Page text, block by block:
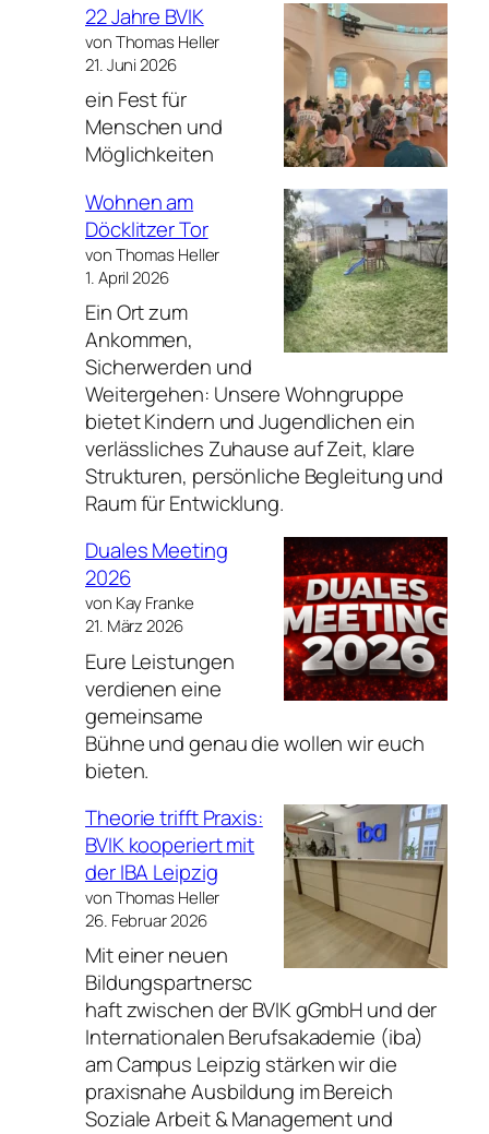
22 Jahre BVIK
von Thomas Heller
21. Juni 2026
ein Fest für
Menschen und
Möglichkeiten
Wohnen am
Döcklitzer Tor
von Thomas Heller
1. April 2026
Ein Ort zum
Ankommen,
Sicherwerden und
Weitergehen: Unsere Wohngruppe
bietet Kindern und Jugendlichen ein
verlässliches Zuhause auf Zeit, klare
Strukturen, persönliche Begleitung und
Raum für Entwicklung.
Duales Meeting
2026
von Kay Franke
21. März 2026
Eure Leistungen
verdienen eine
gemeinsame
Bühne und genau die wollen wir euch
bieten.
Theorie trifft Praxis:
BVIK kooperiert mit
der IBA Leipzig
von Thomas Heller
26. Februar 2026
Mit einer neuen
Bildungspartnersc
haft zwischen der BVIK gGmbH und der
Internationalen Berufsakademie (iba)
am Campus Leipzig stärken wir die
praxisnahe Ausbildung im Bereich
Soziale Arbeit & Management und